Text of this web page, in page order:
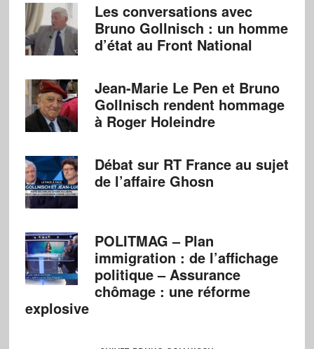
Les conversations avec
Bruno Gollnisch : un homme
d’état au Front National
Jean-Marie Le Pen et Bruno
Gollnisch rendent hommage
à Roger Holeindre
Débat sur RT France au sujet
de l’affaire Ghosn
POLITMAG – Plan
immigration : de l’affichage
politique – Assurance
chômage : une réforme
explosive